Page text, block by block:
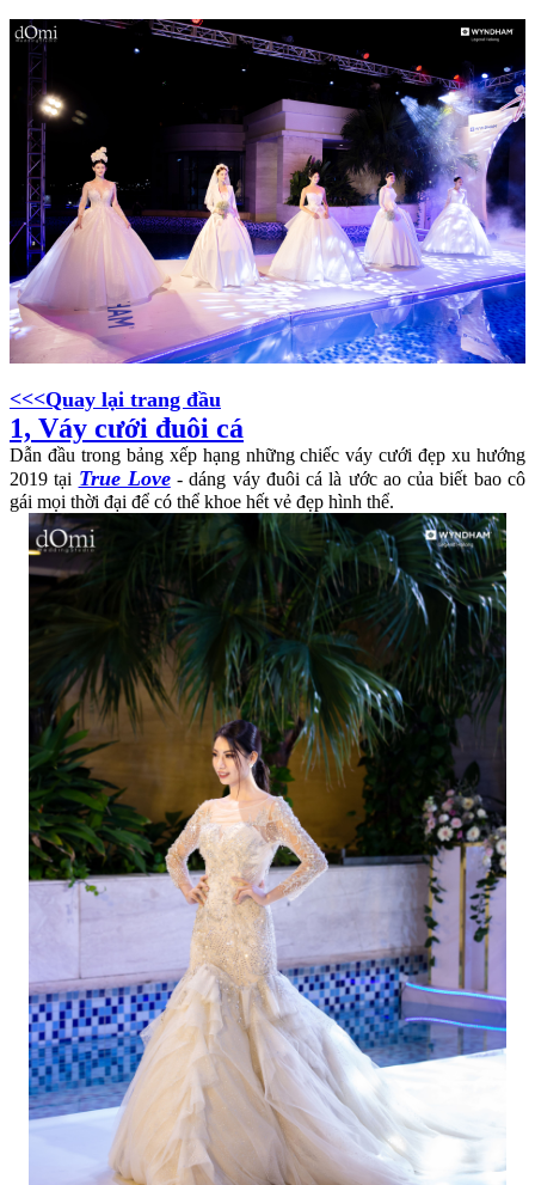
<<<Quay lại trang đầu
1, Váy cưới đuôi cá
Dẫn đầu trong bảng xếp hạng những chiếc váy cưới đẹp xu hướng
2019 tại True Love- dáng váy đuôi cá là ước ao của biết bao cô
gái mọi thời đại để có thể khoe hết vẻ đẹp hình thể.